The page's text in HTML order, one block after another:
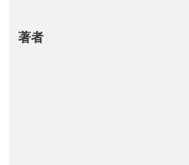
著者